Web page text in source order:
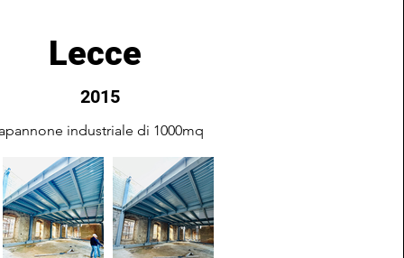
Lecce
2015
industriale di 1000mq